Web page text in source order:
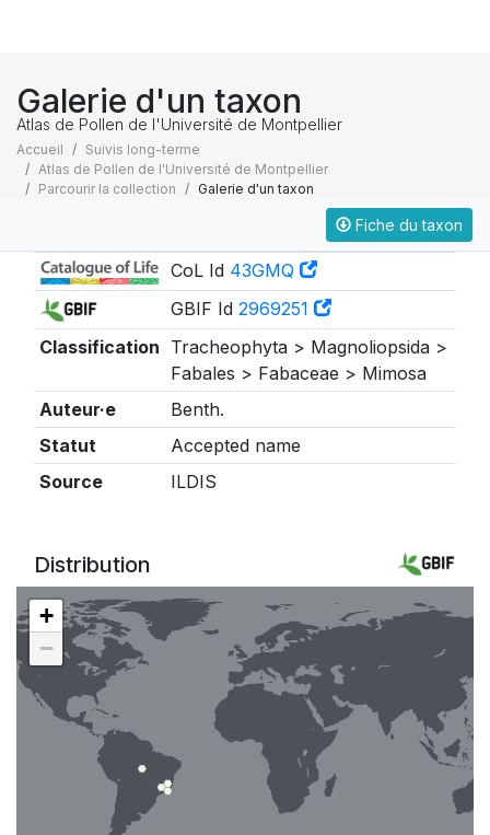
Galerie d'un taxon
Atlas de Pollen de l'Université de Montpellier
Accueil
Suivis long-terme
Atlas de Pollen de l'Université de Montpellier
Parcourir la collection
Galerie d'un taxon
Fiche du taxon
CoL Id 43GMQ
GBIF Id 2969251
Classification Tracheophyta > Magnoliopsida >
Fabales > Fabaceae > Mimosa
Auteur·e
Benth.
Statut
Accepted name
Source
ILDIS
Distribution
+
−